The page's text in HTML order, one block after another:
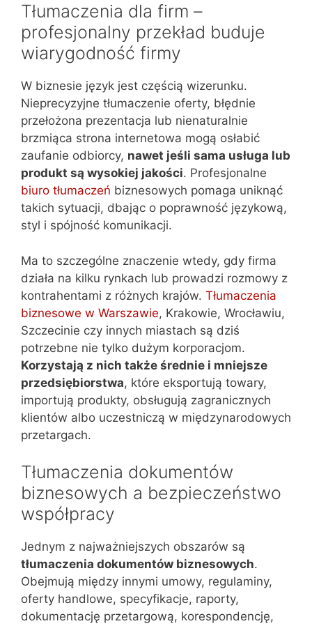
Tłumaczenia dla firm –
profesjonalny przekład buduje
wiarygodność firmy
W biznesie język jest częścią wizerunku.
Nieprecyzyjne tłumaczenie oferty, błędnie
przełożona prezentacja lub nienaturalnie
brzmiąca strona internetowa mogą osłabić
zaufanie odbiorcy, nawet jeśli sama usługa lub
produkt są wysokiej jakości. Profesjonalne
biuro tłumaczeń biznesowych pomaga uniknąć
takich sytuacji, dbając o poprawność językową,
styl i spójność komunikacji.
Ma to szczególne znaczenie wtedy, gdy firma
działa na kilku rynkach lub prowadzi rozmowy z
kontrahentami z różnych krajów. Tłumaczenia
biznesowe w Warszawie, Krakowie, Wrocławiu,
Szczecinie czy innych miastach są dziś
potrzebne nie tylko dużym korporacjom.
Korzystają z nich także średnie i mniejsze
przedsiębiorstwa, które eksportują towary,
importują produkty, obsługują zagranicznych
klientów albo uczestniczą w międzynarodowych
przetargach.
Tłumaczenia dokumentów
biznesowych a bezpieczeństwo
współpracy
Jednym z najważniejszych obszarów są
tłumaczenia dokumentów biznesowych.
Obejmują między innymi umowy, regulaminy,
oferty handlowe, specyfikacje, raporty,
dokumentację przetargową, korespondencję,